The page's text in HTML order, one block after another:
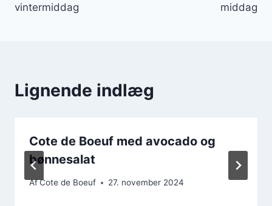
vintermiddag
middag
Lignende indlæg
Cote de Boeuf med avocado og
bønnesalat
AfCote de Boeuf 27. november 2024